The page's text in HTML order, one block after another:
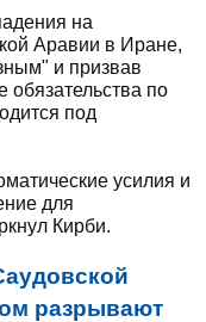
на
Аравии в Иране,
и призвав
по
под
усилия и
для
Кирби.
разрывают